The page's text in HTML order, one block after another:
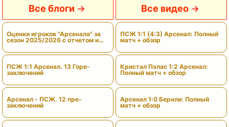
Все блоги
Оценки игроков "Арсенала" за
сезон 2025/2026 с отчетом и
ПСЖ 1:1 Арсенал. 13 Горе-
заключений
Арсенал - ПСЖ. 12 пре-
заключений
Все видео
ПСЖ 1:1 (4:3) Арсенал: Полный
матч + обзор
Кристал Пэлас 1:2 Арсенал:
Полный матч + обзор
Арсенал 1:0 Бернли: Полный
матч + обзор